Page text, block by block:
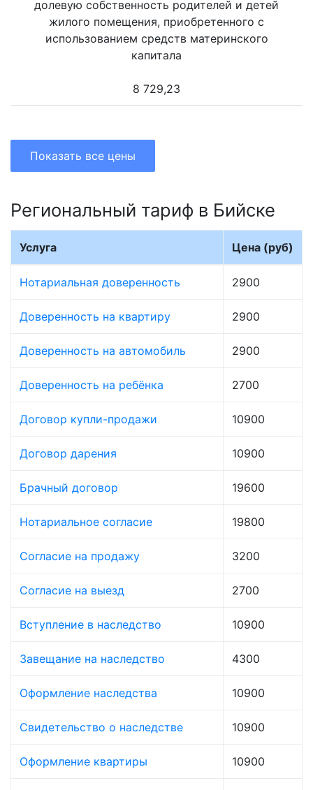
долевую собственность родителей и детей
жилого помещения, приобретенного с
использованием средств материнского
капитала
8 729,23
Показать все цены
Региональный тариф в Бийске
Услуга Цена (руб)
Нотариальная доверенность 2900
Доверенность на квартиру 2900
Доверенность на автомобиль 2900
Доверенность на ребёнка 2700
Договор купли-продажи 10900
Договор дарения 10900
Брачный договор 19600
Нотариальное согласие 19800
Согласие на продажу 3200
Согласие на выезд 2700
Вступление в наследство 10900
Завещание на наследство 4300
Оформление наследства 10900
Свидетельство о наследстве 10900
Оформление квартиры 10900